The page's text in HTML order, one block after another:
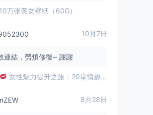
10万张美女壁纸（60G）
10月7日
連結，勞煩修復~ 謝謝
女性魅力提升之旅：20堂情趣指南课揭秘
8月28日